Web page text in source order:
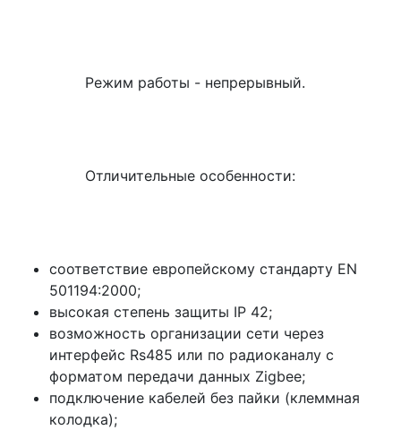
Режим работы - непрерывный.
Отличительные особенности:
соответствие европейскому стандарту EN
501194:2000;
высокая степень защиты IP 42;
возможность организации сети через
интерфейс Rs485 или по радиоканалу с
форматом передачи данных Zigbee;
подключение кабелей без пайки (клеммная
колодка);